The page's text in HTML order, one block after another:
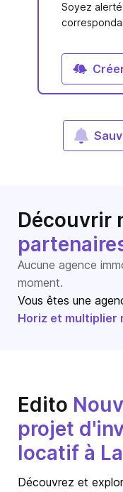
Soyez
Découvrir
Aucune agence
moment.
Vous êtes une
Horiz et multiplier
Edito
projet
locatif à
Découvrez et